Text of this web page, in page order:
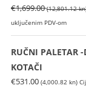
€1,699.00 (12,801.12
uključenim PDV-om
RUČNI PALETAR
KOTAČI
€531.00 (4,000.82 kn)